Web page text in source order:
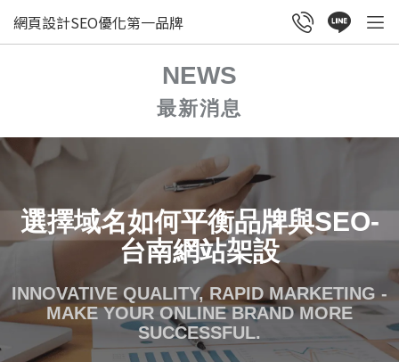
網頁設計SEO優化第一品牌
NEWS
最新消息
選擇域名如何平衡品牌與SEO-
台南網站架設
INNOVATIVE QUALITY, RAPID MARKETING -
MAKE YOUR ONLINE BRAND MORE
SUCCESSFUL.